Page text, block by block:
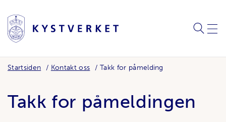
SØK
Startsiden Kontakt oss Takk for påmelding
Takk for påmeldingen